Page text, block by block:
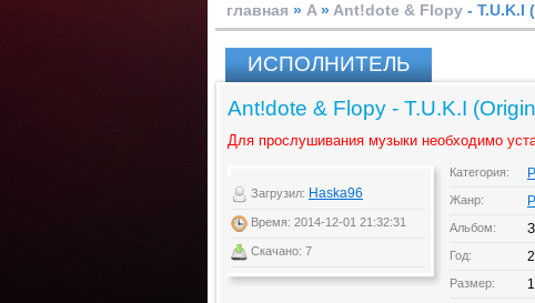
главная » A » Ant!dote & Flopy - T.U.K.I
ИСПОЛНИТЕЛЬ
Ant!dote & Flopy - T.U.K.I
Для прослушивания музыки необходимо
Загрузил: Haska96
Время: 2014-12-01 21:32:31
Скачано: 7
Категория:
Жанр:
Альбом:
Год:
Размер: